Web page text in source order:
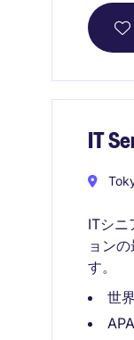
IT
ITシニ
ョン
す。
世